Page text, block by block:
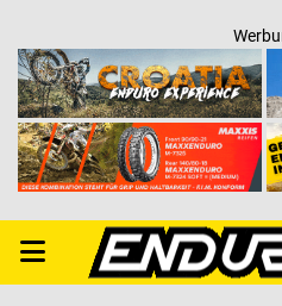
PRIMARY